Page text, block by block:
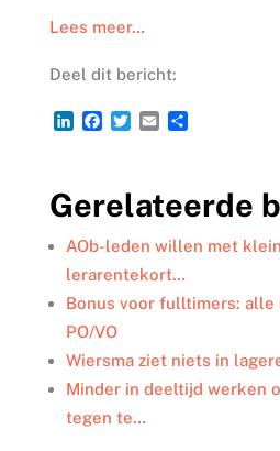
Lees meer…
Deel dit bericht:
L
e
d
I
n
F
b
o
o
k
T
t
e
r
E
l
D
n
Gerelateerde
AOb-leden willen met
lerarentekort…
Bonus voor fulltimers: alle
PO/VO
Wiersma ziet niets in
Minder in deeltijd werken
tegen te…